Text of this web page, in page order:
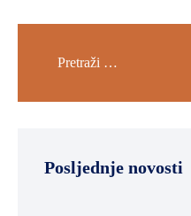
Posljednje novosti